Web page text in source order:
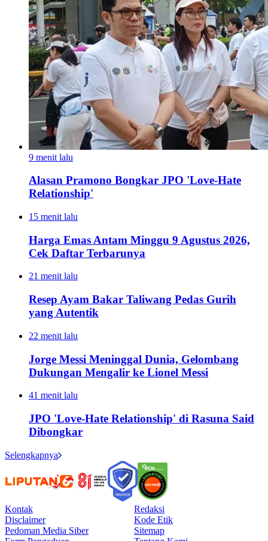
9 menit lalu
Alasan Pramono Bongkar JPO 'Love-Hate
Relationship'
15 menit lalu
Harga Emas Antam Minggu 9 Agustus 2026,
Cek Daftar Terbarunya
21 menit lalu
Resep Ayam Bakar Taliwang Pedas Gurih
yang Autentik
22 menit lalu
Jorge Messi Meninggal Dunia, Gelombang
Dukungan Mengalir ke Lionel Messi
41 menit lalu
JPO 'Love-Hate Relationship' di Rasuna Said
Dibongkar
Selengkapnya
Kontak
Redaksi
Disclaimer
Kode Etik
Pedoman Media Siber
Sitemap